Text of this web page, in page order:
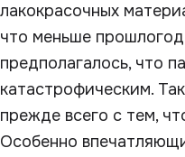
лакокрасочных
что меньше
предполагалось, что
катастрофическим.
прежде всего с тем,
Особенно